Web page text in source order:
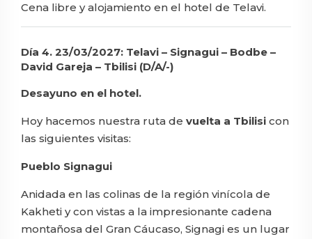
Cena libre y alojamiento en el hotel de Telavi.
Día 4. 23/03/2027: Telavi – Signagui – Bodbe –
David Gareja – Tbilisi (D/A/-)
Desayuno en el hotel.
Hoy hacemos nuestra ruta de vuelta a Tbilisi con
las siguientes visitas:
Pueblo Signagui
Anidada en las colinas de la región vinícola de
Kakheti y con vistas a la impresionante cadena
montañosa del Gran Cáucaso, Signagi es un lugar